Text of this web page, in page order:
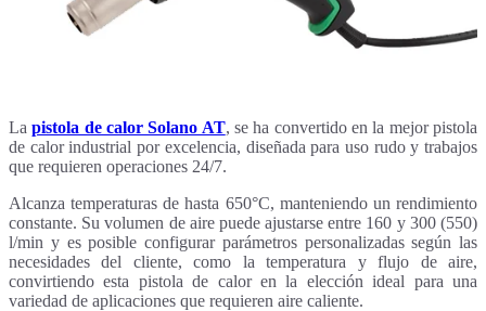
Lapistola de calor Solano AT, se ha convertido en la mejor pistola
de calor industrial por excelencia, diseñada para uso rudo y trabajos
que requieren operaciones 24/7.
Alcanza temperaturas de hasta 650°C, manteniendo un rendimiento
constante. Su volumen de aire puede ajustarse entre 160 y 300 (550)
l/min y es posible configurar parámetros personalizadas según las
necesidades del cliente, como la temperatura y flujo de aire,
convirtiendo esta pistola de calor en la elección ideal para una
variedad de aplicaciones que requieren aire caliente.